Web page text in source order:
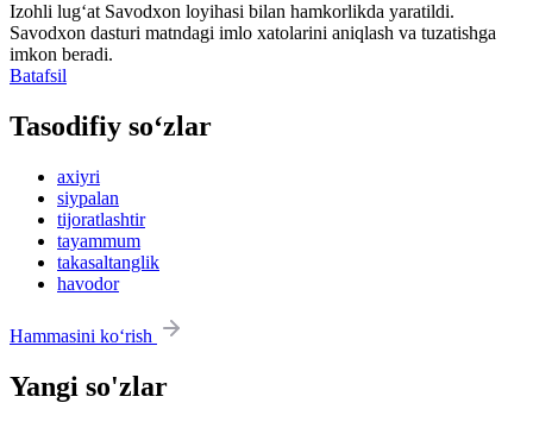
Izohli lugʻat Savodxon loyihasi bilan hamkorlikda yaratildi.
Savodxon dasturi matndagi imlo xatolarini aniqlash va tuzatishga
imkon beradi.
Batafsil
Tasodifiy so‘zlar
axiyri
siypalan
tijoratlashtir
tayammum
takasaltanglik
havodor
Hammasini ko‘rish
Yangi so'zlar